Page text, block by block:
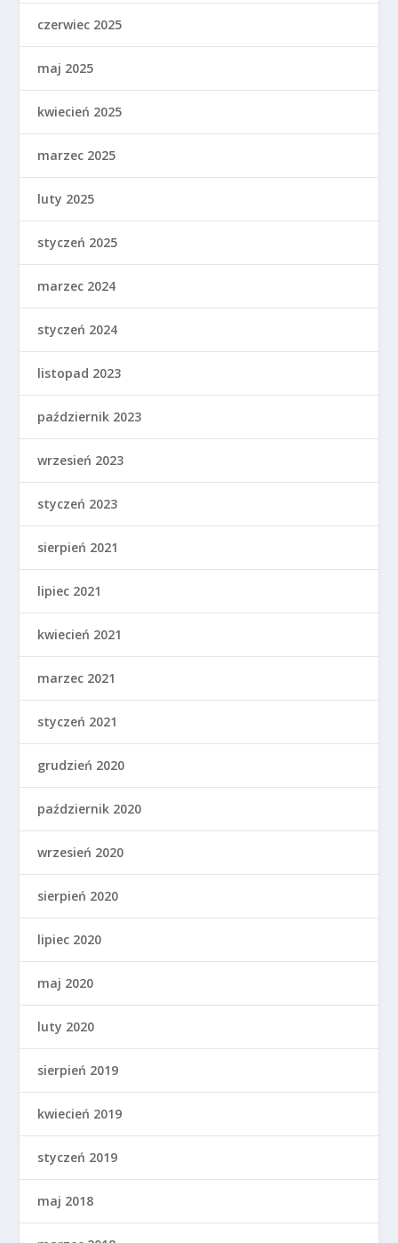
czerwiec 2025
maj 2025
kwiecień 2025
marzec 2025
luty 2025
styczeń 2025
marzec 2024
styczeń 2024
listopad 2023
październik 2023
wrzesień 2023
styczeń 2023
sierpień 2021
lipiec 2021
kwiecień 2021
marzec 2021
styczeń 2021
grudzień 2020
październik 2020
wrzesień 2020
sierpień 2020
lipiec 2020
maj 2020
luty 2020
sierpień 2019
kwiecień 2019
styczeń 2019
maj 2018